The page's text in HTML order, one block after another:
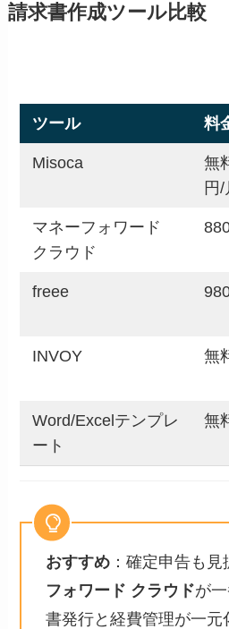
請求書作成ツール比較
ツール 料
Misoca
無
円/
マネーフォワード
クラウド
freee
INVOY 無
Word/Excelテンプレ
ート
無
おすすめ ：確定申告も見
フォワード クラウドが
書発行と経費管理が一元